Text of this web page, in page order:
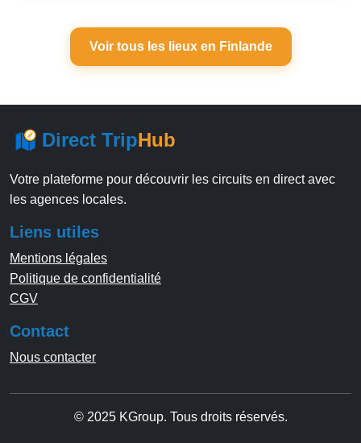
Voir tous les lieux en Finlande
Direct TripHub
Votre plateforme pour découvrir les circuits en direct avec
les agences locales.
Liens utiles
Mentions légales
Politique de confidentialité
CGV
Contact
Nous contacter
© 2025 KGroup. Tous droits réservés.